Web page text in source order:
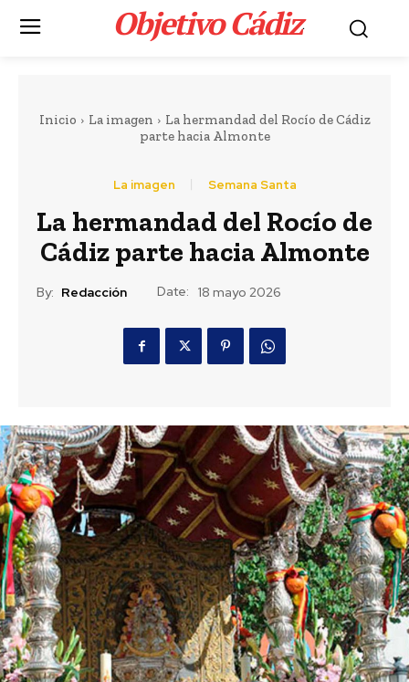
LEER MÁS
Portada
Actualidad
Marruecos procesa a
86 personas tras la
crisis migratoria en
debate reparto de
menores extranjeros
5 horas ago
José Manuel Soto ataca a Pedro Sánchez: «Es
una pesadilla interminable que este país no se
merece»
Actualidad 4 horas ago
El Cádiz CF muestra su mejor versión y vence 2-
0 al Granada en pretemporada
Deportes 5 horas ago
Objetivo Cádiz.
Inicio La imagen
La hermandad del Rocío de Cádiz
parte hacia Almonte
La imagen Semana Santa
La hermandad del Rocío de
Cádiz parte hacia Almonte
By: Redacción Date: 18 mayo 2026